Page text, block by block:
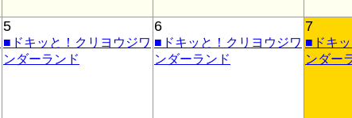
5
■ドキッと！クリヨウジワ
ンダーランド
6
■ドキッと！クリヨウジワ
ンダーランド
7
■ドキ
ンダー